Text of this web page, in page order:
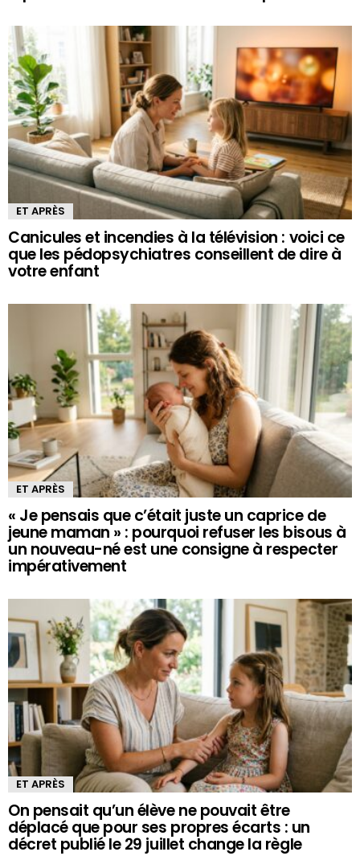
ET APRÈS
Canicules et incendies à la télévision : voici ce
que les pédopsychiatres conseillent de dire à
votre enfant
ET APRÈS
« Je pensais que c’était juste un caprice de
jeune maman » : pourquoi refuser les bisous à
un nouveau-né est une consigne à respecter
impérativement
ET APRÈS
On pensait qu’un élève ne pouvait être
déplacé que pour ses propres écarts : un
décret publié le 29 juillet change la règle